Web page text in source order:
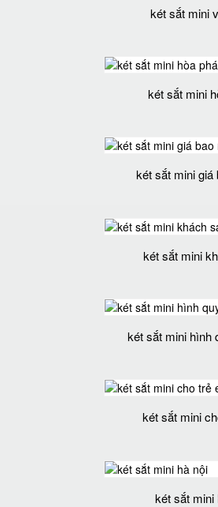
két sắt mini
két sắt mini
két sắt mini giá
két sắt mini
két sắt mini hình
két sắt mini
két sắt mini